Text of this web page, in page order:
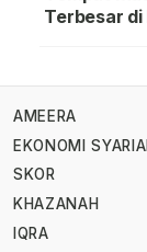
Terbesar di
AMEERA
EKONOMI
SKOR
KHAZANAH
IQRA